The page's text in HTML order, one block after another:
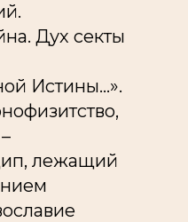
. Дух секты
Истины...».
лежащий